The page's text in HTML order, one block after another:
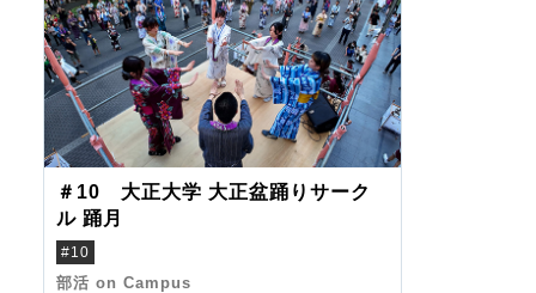
＃10 大正大学 大正盆踊りサーク
ル 踊月
#10
部活 on Campus